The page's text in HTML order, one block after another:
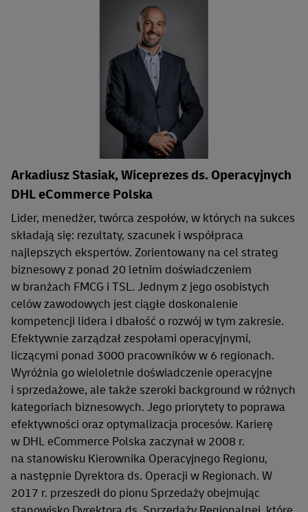
Arkadiusz Stasiak, Wiceprezes ds. Operacyjnych
DHL eCommerce Polska
Lider, menedżer, twórca zespołów, w których na sukces
składają się: rezultaty, szacunek i współpraca
najlepszych ekspertów. Zorientowany na cel strateg
biznesowy z ponad 20 letnim doświadczeniem
w branżach FMCG i TSL. Jednym z jego osobistych
celów zawodowych jest ciągłe doskonalenie
kompetencji lidera i dbałość o rozwój w tym zakresie.
Efektywnie zarządzał zespołami operacyjnymi,
liczącymi ponad 3000 pracowników w 6 regionach.
Wyróżnia go wieloletnie doświadczenie operacyjne
i sprzedażowe, ale także szeroki background w różnych
kategoriach biznesowych. Jego priorytety to poprawa
efektywności oraz optymalizacja procesów. Karierę
w DHL eCommerce Polska zaczynał w 2008 r.
na stanowisku Kierownika Operacyjnego Regionu,
a następnie Dyrektora ds. Operacji w Regionach. W
2017 r. przeszedł do pionu Sprzedaży obejmując